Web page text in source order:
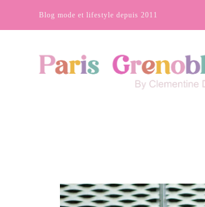
Blog mode et lifestyle depuis 2011